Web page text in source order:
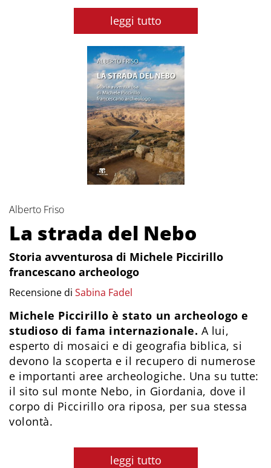
leggi tutto
Alberto Friso
La strada del Nebo
Storia avventurosa di Michele Piccirillo
francescano archeologo
Recensione di Sabina Fadel
Michele Piccirillo è stato un archeologo e
studioso di fama internazionale. A lui,
esperto di mosaici e di geografia biblica, si
devono la scoperta e il recupero di numerose
e importanti aree archeologiche. Una su tutte:
il sito sul monte Nebo, in Giordania, dove il
corpo di Piccirillo ora riposa, per sua stessa
volontà.
leggi tutto